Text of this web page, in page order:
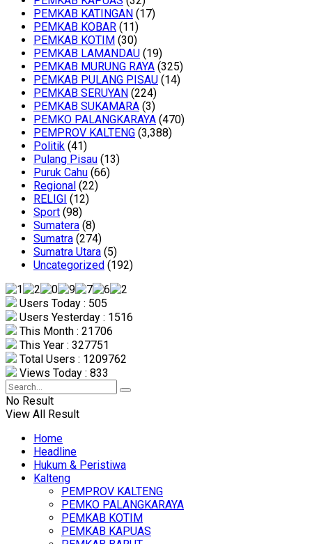
PEMKAB KATINGAN (17)
PEMKAB KOBAR (11)
PEMKAB KOTIM (30)
PEMKAB LAMANDAU (19)
PEMKAB MURUNG RAYA (325)
PEMKAB PULANG PISAU (14)
PEMKAB SERUYAN (224)
PEMKAB SUKAMARA (3)
PEMKO PALANGKARAYA (470)
PEMPROV KALTENG (3,388)
Politik (41)
Pulang Pisau (13)
Puruk Cahu (66)
Regional (22)
RELIGI (12)
Sport (98)
Sumatera (8)
Sumatra (274)
Sumatra Utara (5)
Uncategorized (192)
Users Today : 505
Users Yesterday : 1516
This Month : 21706
This Year : 327751
Total Users : 1209762
Views Today : 833
No Result
View All Result
Home
Headline
Hukum & Peristiwa
Kalteng
PEMPROV KALTENG
PEMKO PALANGKARAYA
PEMKAB KOTIM
PEMKAB KAPUAS